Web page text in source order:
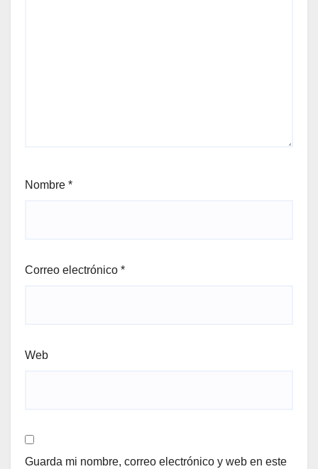
Nombre *
Correo electrónico *
Web
Guarda mi nombre, correo electrónico y web en este